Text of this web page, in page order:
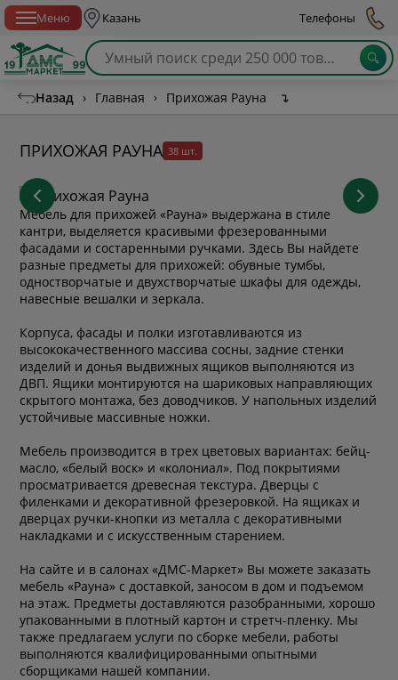
Меню Казань Телефоны
Назад › Главная › Прихожая Рауна ↴
ПРИХОЖАЯ РАУНА 38 шт.
Мебель для прихожей «Рауна» выдержана в стиле
кантри, выделяется красивыми фрезерованными
фасадами и состаренными ручками. Здесь Вы найдете
разные предметы для прихожей: обувные тумбы,
одностворчатые и двухстворчатые шкафы для одежды,
навесные вешалки и зеркала.
Корпуса, фасады и полки изготавливаются из
высококачественного массива сосны, задние стенки
изделий и донья выдвижных ящиков выполняются из
ДВП. Ящики монтируются на шариковых направляющих
скрытого монтажа, без доводчиков. У напольных изделий
устойчивые массивные ножки.
Мебель производится в трех цветовых вариантах: бейц-
масло, «белый воск» и «колониал». Под покрытиями
просматривается древесная текстура. Дверцы с
филенками и декоративной фрезеровкой. На ящиках и
дверцах ручки-кнопки из металла с декоративными
накладками и с искусственным старением.
На сайте и в салонах «ДМС-Маркет» Вы можете заказать
мебель «Рауна» с доставкой, заносом в дом и подъемом
на этаж. Предметы доставляются разобранными, хорошо
упакованными в плотный картон и стретч-пленку. Мы
также предлагаем услуги по сборке мебели, работы
выполняются квалифицированными опытными
сборщиками нашей компании.